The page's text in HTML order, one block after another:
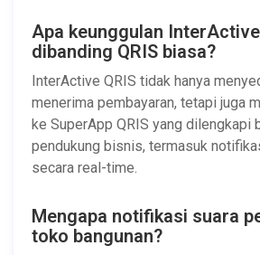
Apa keunggulan InterActive
dibanding QRIS biasa?
InterActive QRIS tidak hanya
menerima pembayaran, tetapi juga
ke SuperApp QRIS yang dilengkapi
pendukung bisnis, termasuk
secara real-time.
Mengapa notifikasi suara
toko bangunan?